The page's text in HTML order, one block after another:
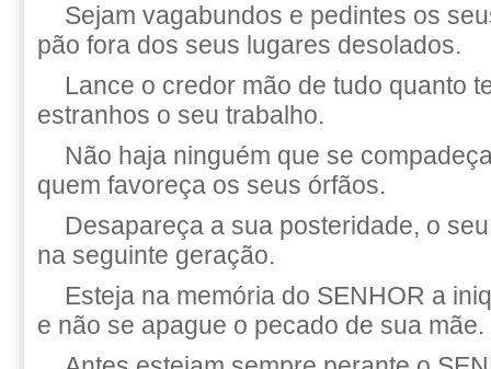
Sejam vagabundos e pedintes os
pão fora dos seus lugares desolados.
Lance o credor mão de tudo quanto
estranhos o seu trabalho.
Não haja ninguém que se
quem favoreça os seus órfãos.
Desapareça a sua posteridade, o
na seguinte geração.
Esteja na memória do SENHOR a
e não se apague o pecado de sua mãe.